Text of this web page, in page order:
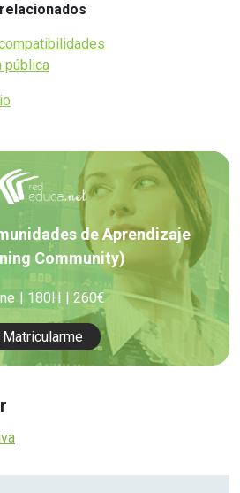
pública
de Aprendizaje
Community)
180H 260€
Matricularme